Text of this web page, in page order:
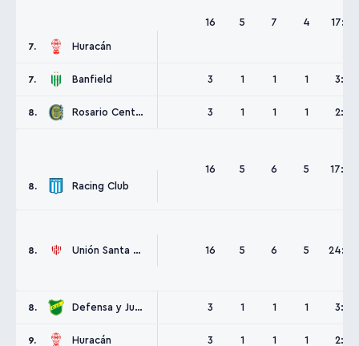
7. Huracán
16 5 7 4 17:13
7. Banfield 3 1 1 1 3:3
8. Rosario Central 3 1 1 1 2:2
8. Racing Club
16 5 6 5 17:15
8. Unión Santa Fe 16 5 6 5 24:20
8. Defensa y Justicia 3 1 1 1 3:5
9. Huracán 3 1 1 1 2:2